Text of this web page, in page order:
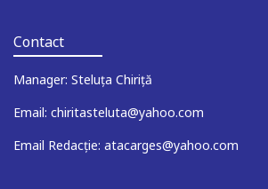
Contact
Manager: Steluța Chiriță
Email: chiritasteluta@yahoo.com
Email Redacție: atacarges@yahoo.com